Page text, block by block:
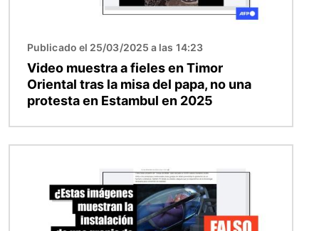
Publicado el 25/03/2025 a las 14:23
Video muestra a fieles en Timor
Oriental tras la misa del papa, no una
protesta en Estambul en 2025